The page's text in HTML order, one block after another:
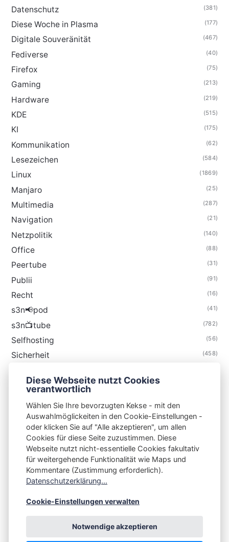
Datenschutz (381)
Diese Woche in Plasma (177)
Digitale Souveränität (467)
Fediverse (40)
Firefox (75)
Gaming (213)
Hardware (219)
KDE (515)
KI (175)
Kommunikation (62)
Lesezeichen (584)
Linux (1869)
Manjaro (25)
Multimedia (287)
Navigation (21)
Netzpolitik (140)
Office (88)
Peertube (31)
Publii (91)
Recht (16)
s3n📢pod (41)
s3n📺tube (782)
Selfhosting (56)
Sicherheit (458)
Thunderbird
S3N🧩NET
Integrating Open-Source Blog Network (iOSBN)
Impressum
Kontakt
Diese Webseite nutzt Cookies
verantwortlich
Wählen Sie Ihre bevorzugten Kekse - mit den
Auswahlmöglickeiten in den Cookie-Einstellungen -
oder klicken Sie auf "Alle akzeptieren", um allen
Cookies für diese Seite zuzustimmen. Diese
Webseite nutzt nicht-essentielle Cookies fakultativ
für weitergehende Funktionalität wie Maps und
Kommentare (Zustimmung erforderlich).
Datenschutzerklärung...
Cookie-Einstellungen verwalten
Notwendige akzeptieren